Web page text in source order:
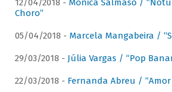
12/04/2018 - Mônica Salmaso /
Choro”
05/04/2018 - Marcela Mangabeira /
29/03/2018 - Júlia Vargas / “Pop
22/03/2018 - Fernanda Abreu / “Amor